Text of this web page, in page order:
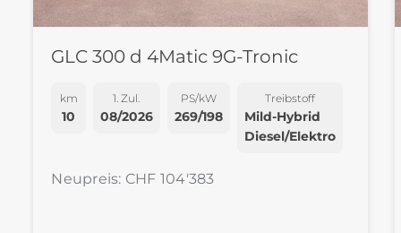
GLC 300 d 4Matic 9G-Tronic
km
10
1. Zul.
08/2026
PS/kW
269/198
Treibstoff
Mild-Hybrid
Diesel/Elektro
Neupreis: CHF 104'383